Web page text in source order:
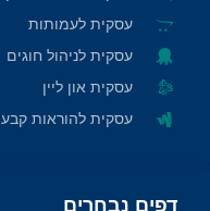
דפים נבחרים
עסקית לעמותות
עסקית לניהול חוגים
עסקית און ליין
עסקית להוראות קבע